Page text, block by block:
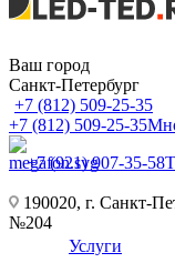
Ваш город
Санкт-Петербург
+7 (812) 509-25-35
+7 (812) 509-25-35
+7 (921) 907-35-58
190020, г. Санкт-
№204
Услуги